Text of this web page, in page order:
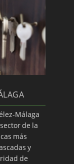
24 horas
para
Tesa
en Vélez-
Málaga
de la
más
y
de